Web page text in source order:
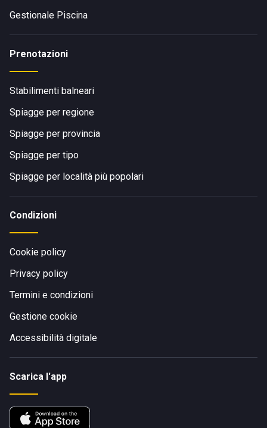
Gestionale Piscina
Prenotazioni
Stabilimenti balneari
Spiagge per regione
Spiagge per provincia
Spiagge per tipo
Spiagge per località più popolari
Condizioni
Cookie policy
Privacy policy
Termini e condizioni
Gestione cookie
Accessibilità digitale
Scarica l'app